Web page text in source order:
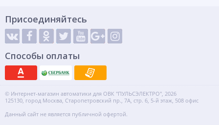
Присоединяйтесь
Способы оплаты
© Интернет-магазин автоматики для ОВК "ПУЛЬСЭЛЕКТРО", 2026
125130, город Москва, Старопетровский пр., 7А, стр. 6, 5-й этаж, 508 офис
Данный сайт не является публичной офертой.